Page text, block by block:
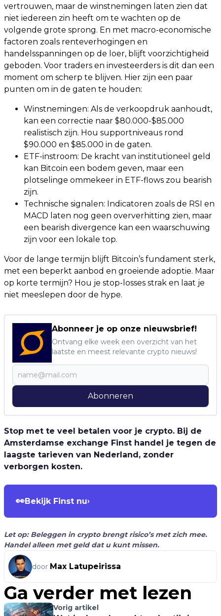
vertrouwen, maar de winstnemingen laten zien dat
niet iedereen zin heeft om te wachten op de
volgende grote sprong. En met macro-economische
factoren zoals renteverhogingen en
handelsspanningen op de loer, blijft voorzichtigheid
geboden. Voor traders en investeerders is dit dan een
moment om scherp te blijven. Hier zijn een paar
punten om in de gaten te houden:
Winstnemingen: Als de verkoopdruk aanhoudt,
kan een correctie naar $80.000-$85.000
realistisch zijn. Hou supportniveaus rond
$90.000 en $85.000 in de gaten.
ETF-instroom: De kracht van institutioneel geld
kan Bitcoin een bodem geven, maar een
plotselinge ommekeer in ETF-flows zou bearish
zijn.
Technische signalen: Indicatoren zoals de RSI en
MACD laten nog geen oververhitting zien, maar
een bearish divergence kan een waarschuwing
zijn voor een lokale top.
Voor de lange termijn blijft Bitcoin’s fundament sterk,
met een beperkt aanbod en groeiende adoptie. Maar
op korte termijn? Hou je stop-losses strak en laat je
niet meeslepen door de hype.
Abonneer je op onze nieuwsbrief!
Ontvang elke week een overzicht van het
laatste en meest relevante crypto nieuws!
Abonneren
Stop met te veel betalen voor je crypto. Bij de
Amsterdamse exchange Finst handel je tegen de
laagste tarieven van Nederland, zonder
verborgen kosten.
👀Bekijk Finst nu›
Let op: Beleggen in crypto brengt risico’s met zich mee.
Handel alleen met geld dat u kunt missen.
door Max Latupeirissa
Ga verder met lezen
Vorig artikel